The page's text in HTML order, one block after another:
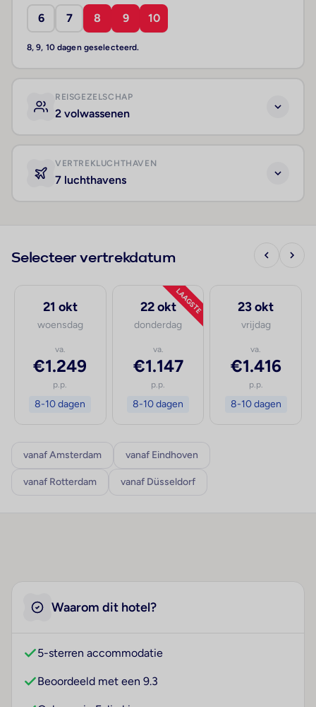
6 7 8 9 10
8, 9, 10 dagen geselecteerd.
REISGEZELSCHAP
2 volwassenen
VERTREKLUCHTHAVEN
7 luchthavens
Selecteer vertrekdatum
21 okt
woensdag
va.
€1.249
p.p.
8-10 dagen
LAAGSTE
22 okt
donderdag
va.
€1.147
p.p.
8-10 dagen
23 okt
vrijdag
va.
€1.416
p.p.
8-10 dagen
vanaf Amsterdam vanaf Eindhoven
vanaf Rotterdam vanaf Düsseldorf
Waarom dit hotel?
5-sterren accommodatie
Beoordeeld met een 9.3